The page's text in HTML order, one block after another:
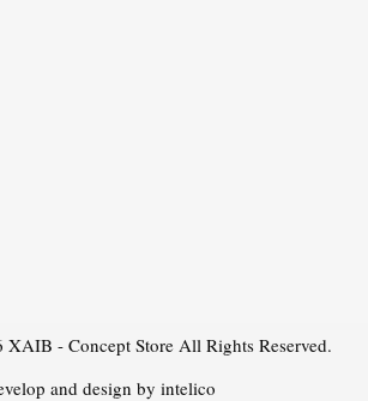
XAIB - Concept Store All Rights Reserved.
and design by intelico